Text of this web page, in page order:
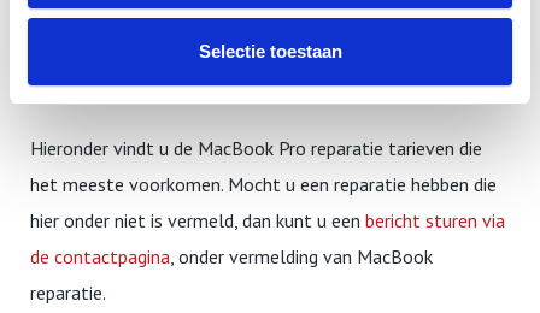
Selectie toestaan
Meestal is uw schade gedekt door de inboedel- ,
aansprakelijkheid- of reisverzekering. Hiervoor kunt u bij ons
een factuur of een offerte krijgen.
Hieronder vindt u de MacBook Pro reparatie tarieven die
het meeste voorkomen. Mocht u een reparatie hebben die
hier onder niet is vermeld, dan kunt u een bericht sturen via
de contactpagina, onder vermelding van MacBook
reparatie.